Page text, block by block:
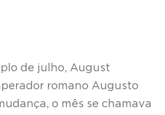
de julho, August
romano Augusto
o mês se chamava